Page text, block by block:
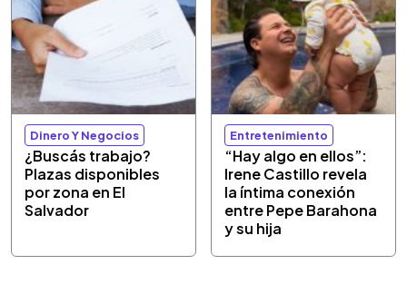
Dinero Y Negocios
¿Buscás trabajo?
Plazas disponibles
por zona en El
Salvador
Entretenimiento
“Hay algo en ellos”:
Irene Castillo revela
la íntima conexión
entre Pepe Barahona
y su hija